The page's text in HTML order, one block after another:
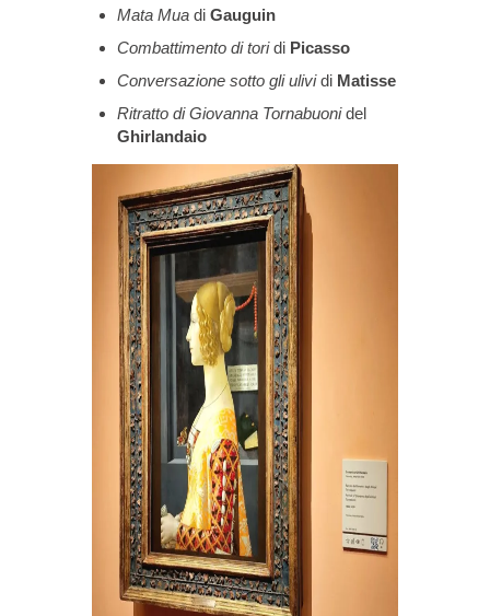
Mata Muadi Gauguin
Combattimento di toridi Picasso
Conversazione sotto gli ulividi Matisse
Ritratto di Giovanna Tornabuonidel
Ghirlandaio